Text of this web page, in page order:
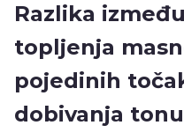
Razlika
topljenja
pojedinih
dobivanja